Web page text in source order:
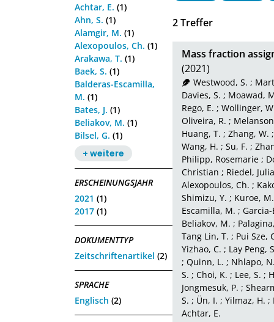
Achtar, E. (1)
Ahn, S. (1)
Alamgir, M. (1)
Alexopoulos, Ch. (1)
Arakawa, T. (1)
Baek, S. (1)
Balderas-Escamilla,
M. (1)
Bates, J. (1)
Beliakov, M. (1)
Bilsel, G. (1)
+ weitere
ERSCHEINUNGSJAHR
2021 (1)
2017 (1)
DOKUMENTTYP
Zeitschriftenartikel (2)
SPRACHE
Englisch (2)
2Treffer
Mass fraction
(2021)
Westwood, S. ;
Davies, S. ; Moawad,
Rego, E. ; Wollinger,
Oliveira, R. ;
Huang, T. ; Zhang, W.
Wang, H. ; Su, F. ;
Philipp, Rosemarie ;
Christian ; Riedel,
Alexopoulos, Ch. ;
Shimizu, Y. ; Kuroe, M.
Escamilla, M. ;
Beliakov, M. ;
Tang Lin, T. ; Pui Sze,
Yizhao, C. ; Lay Peng,
; Quinn, L. ; Nhlapo,
S. ; Choi, K. ; Lee, S. ;
Jongmesuk, P. ;
S. ; Ün, I. ; Yilmaz, H. ;
Achtar, E.